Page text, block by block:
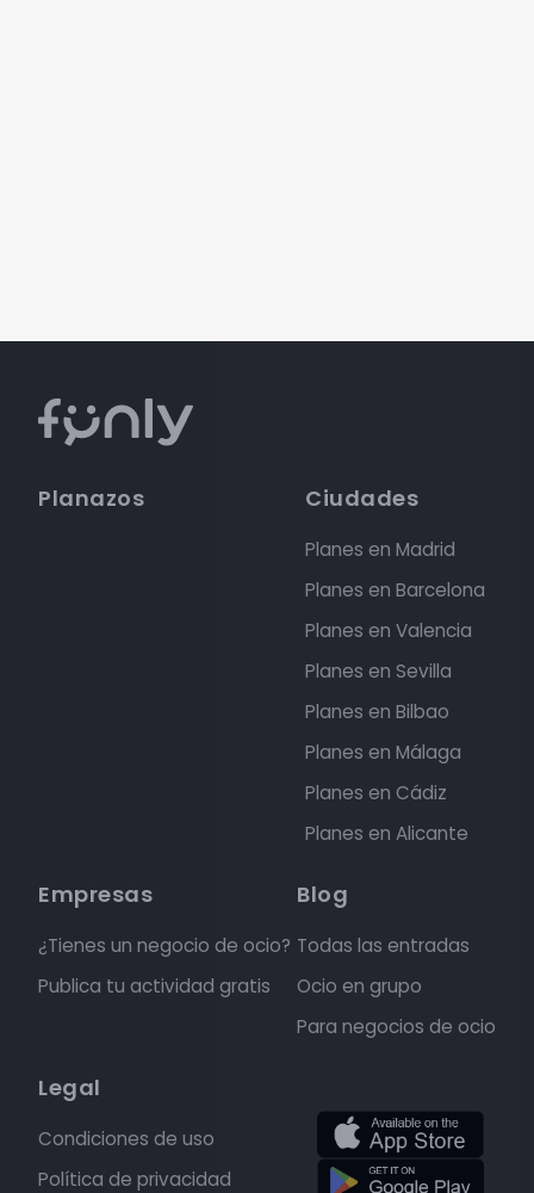
Planazos Ciudades
Planes en Madrid
Planes en Barcelona
Planes en Valencia
Planes en Sevilla
Planes en Bilbao
Planes en Málaga
Planes en Cádiz
Planes en Alicante
Empresas
¿Tienes un negocio de ocio?
Publica tu actividad gratis
Blog
Todas las entradas
Ocio en grupo
Para negocios de ocio
Legal
Condiciones de uso
Política de privacidad